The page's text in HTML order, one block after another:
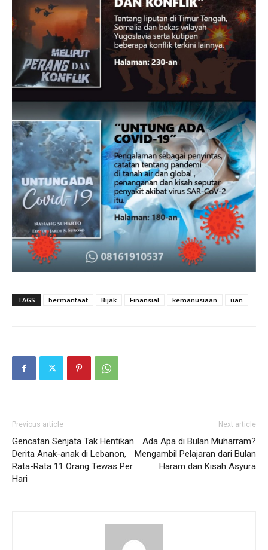
TAGS bermanfaat Bijak Finansial kemanusiaan uan
Previous article
Gencatan Senjata Tak Hentikan
Derita Anak-anak di Lebanon,
Rata-Rata 11 Orang Tewas Per
Hari
Next article
Ada Apa di Bulan Muharram?
Mengambil Pelajaran dari Bulan
Haram dan Kisah Asyura